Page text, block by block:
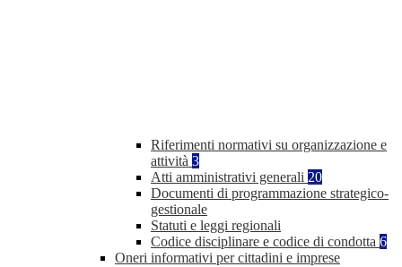
Riferimenti normativi su organizzazione e
attività 3
Atti amministrativi generali 20
Documenti di programmazione strategico-
gestionale
Statuti e leggi regionali
Codice disciplinare e codice di condotta 6
Oneri informativi per cittadini e imprese